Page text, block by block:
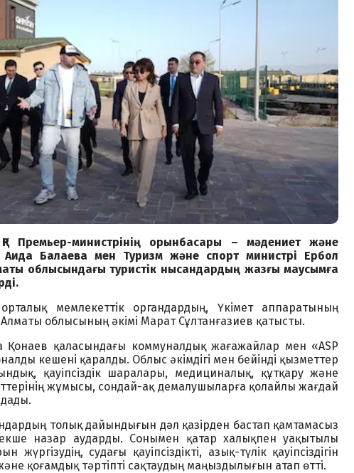
ҚР Премьер-министрінің орынбасары – мәдениет және
Аида Балаева мен Туризм және спорт министрі Ербол
облысындағы туристік нысандардың жазғы маусымға
мемлекеттік органдардың, Үкімет аппаратының
Алматы облысының әкімі Марат Сұлтанғазиев қатысты.
Қонаев қаласындағы коммуналдық жағажайлар мен «ASP
кешені қаралды. Облыс әкімдігі мен бейінді қызметтер
қауіпсіздік шаралары, медициналық, құтқару және
жұмысы, сондай-ақ демалушыларға қолайлы жағдай
толық дайындығын дәл қазірден бастап қамтамасыз
назар аударды. Сонымен қатар халықпен уақытылы
жүргізудің, судағы қауіпсіздікті, азық-түлік қауіпсіздігін
қоғамдық тәртіпті сақтаудың маңыздылығын атап өтті.